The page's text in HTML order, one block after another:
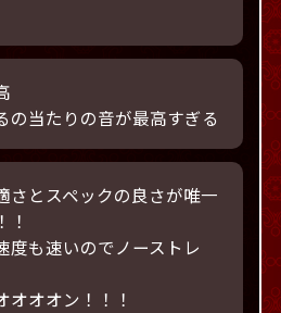
の当たりの音が最高すぎる
さとスペックの良さが唯一
！
度も速いのでノーストレ
オオオン！！！